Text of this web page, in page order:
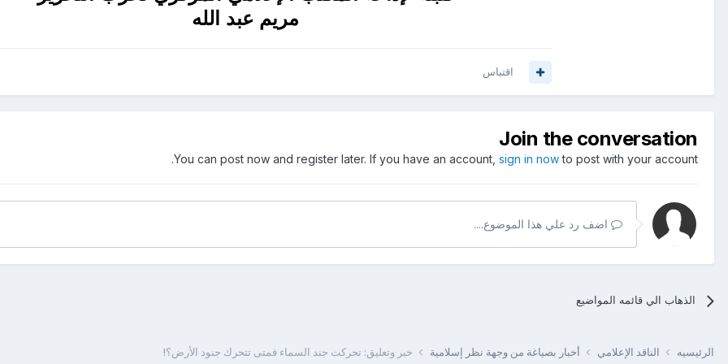
مريم عبد الله
اقتباس
Join the conversation
You can post now and register later. If you have an account, sign in nowto post with your account.
اضف رد علي هذا الموضوع....
الذهاب الي قائمه المواضيع
الرئيسيه الناقد الإعلامي أخبار بصياغة من وجهة نظر إسلامية خبر وتعليق: تحركت جند السماء فمتى تتحرك جنود الأرض؟!